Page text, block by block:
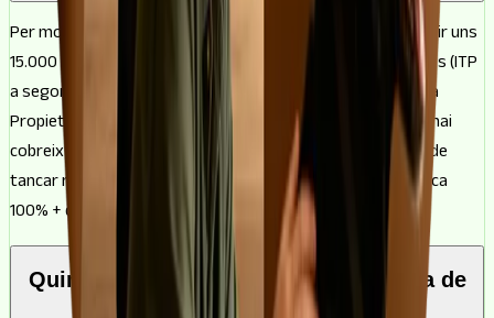
Per molt que financis el 100% dels 150.000 €, hauràs de tenir uns
15.000 € reservats per a les despeses de compra: impostos (ITP
a segona mà o IVA a obra nova), AJD, notaria, Registre de la
Propietat, gestoria i taxació. Com que el préstec gairebé mai
cobreix aquesta part, el millor és tenir-la apartada abans de
tancar res. Si no la tens, sempre queda l'opció de la hipoteca
100% + despeses.
Quin sou necessito per a una hipoteca de
150.000 €?